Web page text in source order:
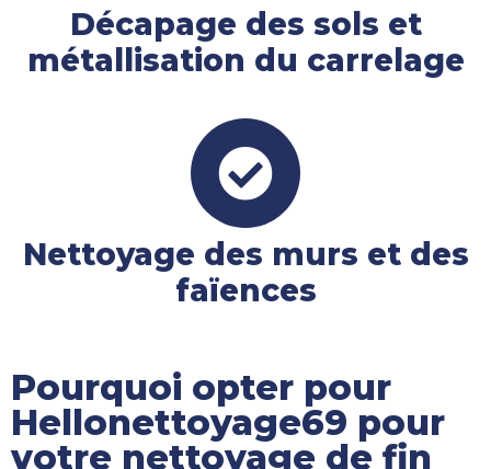
Décapage des sols et
métallisation du carrelage
Nettoyage des murs et des
faïences
Pourquoi opter pour
Hellonettoyage69 pour
votre nettoyage de fin